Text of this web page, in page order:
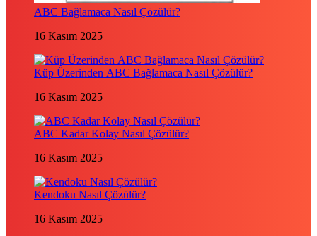
ABC Bağlamaca Nasıl Çözülür?
16 Kasım 2025
Küp Üzerinden ABC Bağlamaca Nasıl Çözülür?
16 Kasım 2025
ABC Kadar Kolay Nasıl Çözülür?
16 Kasım 2025
Kendoku Nasıl Çözülür?
16 Kasım 2025